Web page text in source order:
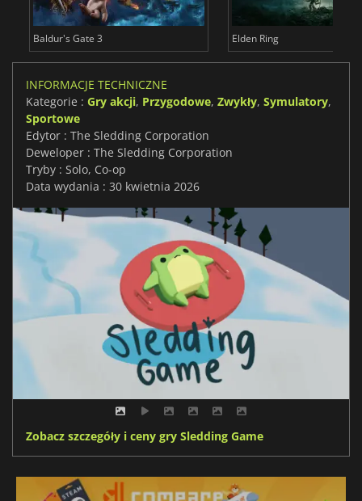
Baldur's Gate 3 Elden Ring
INFORMACJE TECHNICZNE
Kategorie : Gry akcji, Przygodowe, Zwykły, Symulatory,
Sportowe
Edytor : The Sledding Corporation
Deweloper : The Sledding Corporation
Tryby : Solo, Co-op
Data wydania : 30 kwietnia 2026
Zobacz szczegóły i ceny gry Sledding Game